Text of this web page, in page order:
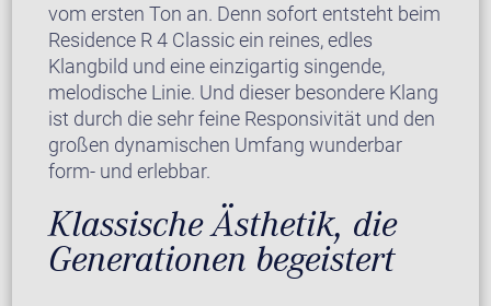
vom ersten Ton an. Denn sofort entsteht beim
Residence R 4 Classic ein reines, edles
Klangbild und eine einzigartig singende,
melodische Linie. Und dieser besondere Klang
ist durch die sehr feine Responsivität und den
großen dynamischen Umfang wunderbar
form- und erlebbar.
Klassische Ästhetik, die
Generationen begeistert